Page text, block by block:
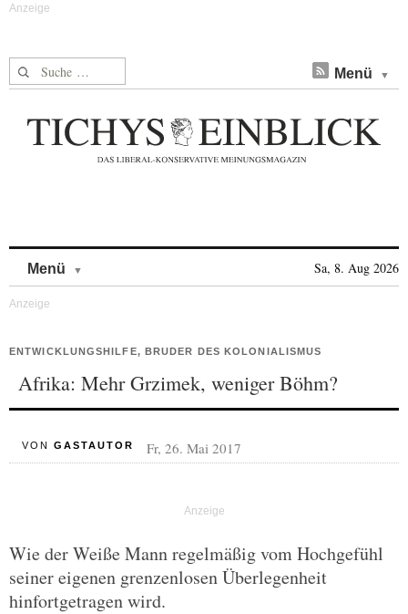
Suche nach: Menü
Menü Sa, 8. Aug 2026
ENTWICKLUNGSHILFE, BRUDER DES KOLONIALISMUS
Afrika: Mehr Grzimek, weniger Böhm?
VON GASTAUTOR Fr, 26. Mai 2017
Wie der Weiße Mann regelmäßig vom Hochgefühl
seiner eigenen grenzenlosen Überlegenheit
hinfortgetragen wird.